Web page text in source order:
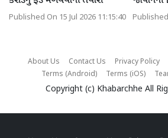
Published On 15 Jul 2026 11:15:40 Published
About Us Contact Us Privacy Policy
Terms (Android)
Terms (iOS)
Copyright (c) Khabarchhe All